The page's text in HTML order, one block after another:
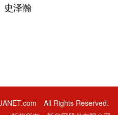
史泽瀚
All Rights Reserved.